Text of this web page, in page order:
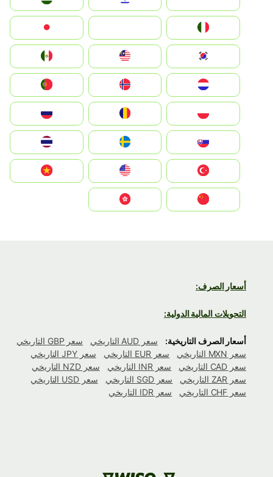
South Korea
Nederland
Portugal
România
Slovensko
United States
Vietnam
أسعار الصرف:
التحويلات المالية الدولية:
أسعار الصرف التاريخية: سعر AUD التاريخي
سعر GBP التاريخي
سعر MXN التاريخي
سعر EUR التاريخي
سعر JPY التاريخي
سعر CAD التاريخي
سعر INR التاريخي
سعر NZD التاريخي
سعر ZAR التاريخي
سعر SGD التاريخي
سعر USD التاريخي
سعر CHF التاريخي
سعر IDR التاريخي